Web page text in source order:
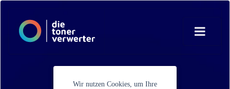
Wir nutzen Cookies, um Ihre